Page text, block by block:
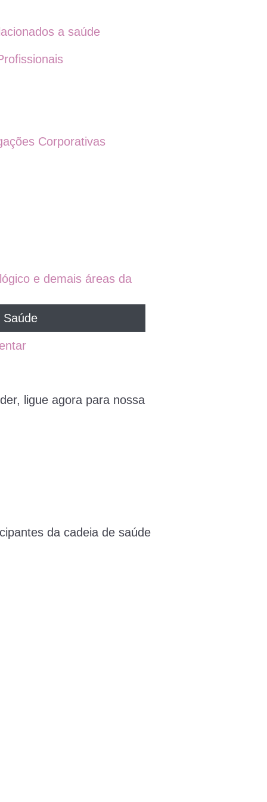
a saúde
Corporativas
e demais áreas da
Saúde
ligue agora para nossa
da cadeia de saúde